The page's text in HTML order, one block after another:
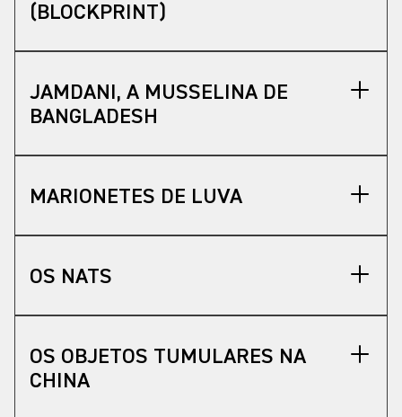
(BLOCKPRINT)
JAMDANI, A MUSSELINA DE
BANGLADESH
MARIONETES DE LUVA
OS NATS
OS OBJETOS TUMULARES NA
CHINA